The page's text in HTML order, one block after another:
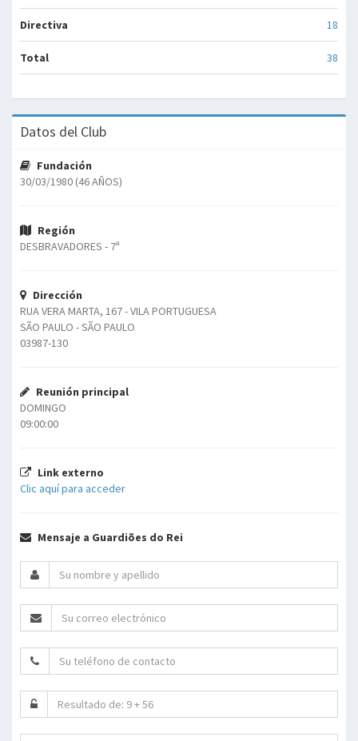
Directiva 18
Total 38
Datos del Club
Fundación
30/03/1980 (46 AÑOS)
Región
DESBRAVADORES - 7ª
Dirección
RUA VERA MARTA, 167 - VILA PORTUGUESA
SÃO PAULO - SÃO PAULO
03987-130
Reunión principal
DOMINGO
09:00:00
Link externo
Clic aquí para acceder
Mensaje a Guardiões do Rei